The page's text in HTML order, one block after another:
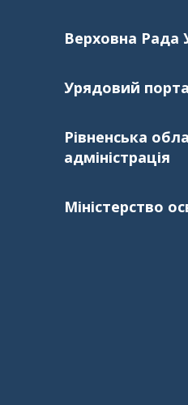
Верховна Рада
Урядовий
Рівненська
адміністрація
Міністерство